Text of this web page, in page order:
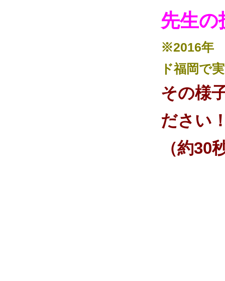
先生の
※2016年
ド福岡で
その様
ださい
（約30